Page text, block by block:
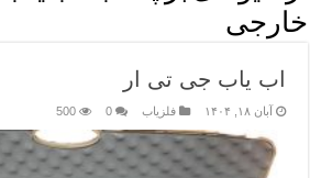
خارجی
اب یاب جی تی ار
آبان ۱۸, ۱۴۰۴ فلزیاب 0
500